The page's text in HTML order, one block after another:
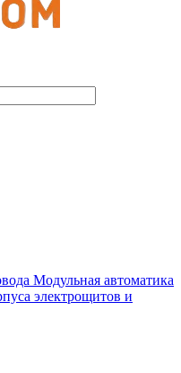
Модульная автоматика
электрощитов и